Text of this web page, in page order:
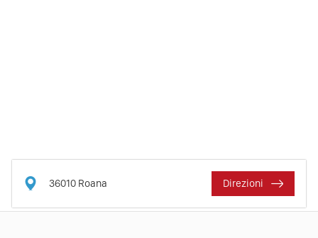
36010 Roana Direzioni